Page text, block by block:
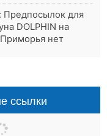
Предпосылок для
DOLPHIN на
нет
ссылки